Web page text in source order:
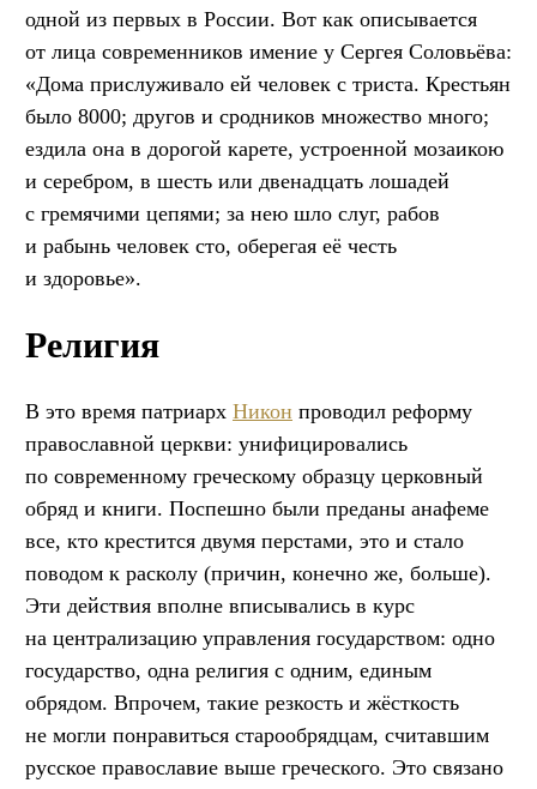
одной из первых в России. Вот как описывается
от лица современников имение у Сергея Соловьёва:
«Дома прислуживало ей человек с триста. Крестьян
было 8000; другов и сродников множество много;
ездила она в дорогой карете, устроенной мозаикою
и серебром, в шесть или двенадцать лошадей
с гремячими цепями; за нею шло слуг, рабов
и рабынь человек сто, оберегая её честь
и здоровье».
Религия
В это время патриарх Никон проводил реформу
православной церкви: унифицировались
по современному греческому образцу церковный
обряд и книги. Поспешно были преданы анафеме
все, кто крестится двумя перстами, это и стало
поводом к расколу (причин, конечно же, больше).
Эти действия вполне вписывались в курс
на централизацию управления государством: одно
государство, одна религия с одним, единым
обрядом. Впрочем, такие резкость и жёсткость
не могли понравиться старообрядцам, считавшим
русское православие выше греческого. Это связано